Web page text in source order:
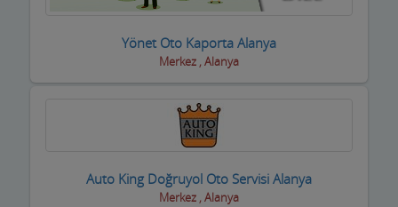
Telefon ve Telekominasyon Hiz.
Tercüme ve Danışmanlık Büroları
Terziler ve Dikimevi
Yönet Oto Kaporta Alanya
Merkez , Alanya
Auto King Doğruyol Oto Servisi Alanya
Merkez , Alanya